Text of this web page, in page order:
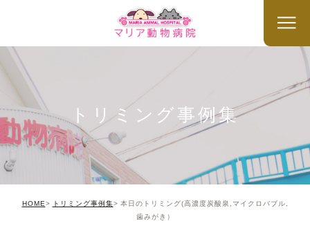
トリミング事例集
HOME トリミング事例集
本日のトリミング(高濃度炭酸泉,マイクロバブル,
歯みがき）